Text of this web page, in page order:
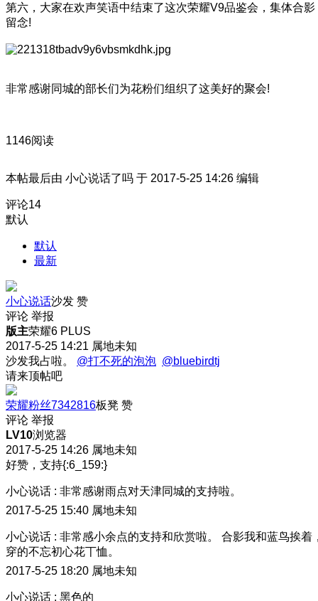
第六，大家在欢声笑语中结束了这次荣耀V9品鉴会，集体合影
留念!
非常感谢同城的部长们为花粉们组织了这美好的聚会!
1146阅读
本帖最后由 小心说话了吗 于 2017-5-25 14:26 编辑
评论14
默认
默认
最新
小心说话沙发 赞
评论 举报
版主荣耀6 PLUS
2017-5-25 14:21 属地未知
沙发我占啦。 @打不死的泡泡 @bluebirdtj
请来顶帖吧
荣耀粉丝7342816板凳 赞
评论 举报
LV10浏览器
2017-5-25 14:26 属地未知
好赞，支持{:6_159:}
小心说话 : 非常感谢雨点对天津同城的支持啦。
2017-5-25 15:40 属地未知
小心说话 : 非常感小余点的支持和欣赏啦。 合影我和蓝鸟挨着
穿的不忘初心花丅恤。
2017-5-25 18:20 属地未知
小心说话 : 黑色的